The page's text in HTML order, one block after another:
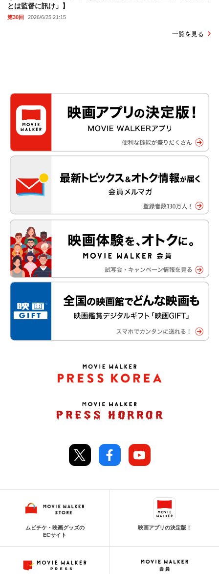
とは監督に訊け」】
第30回 2026/6/25 21:15
一覧を見る
ムビチケ・映画グッズの
ECサイト
映画アプリの決定版！